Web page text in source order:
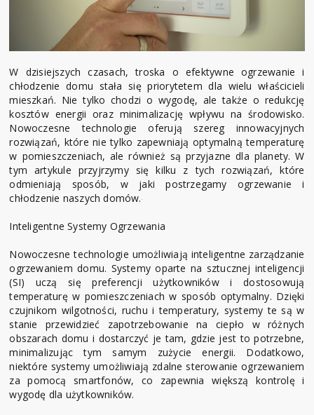
W dzisiejszych czasach, troska o efektywne ogrzewanie i
chłodzenie domu stała się priorytetem dla wielu właścicieli
mieszkań. Nie tylko chodzi o wygodę, ale także o redukcję
kosztów energii oraz minimalizację wpływu na środowisko.
Nowoczesne technologie oferują szereg innowacyjnych
rozwiązań, które nie tylko zapewniają optymalną temperaturę
w pomieszczeniach, ale również są przyjazne dla planety. W
tym artykule przyjrzymy się kilku z tych rozwiązań, które
odmieniają sposób, w jaki postrzegamy ogrzewanie i
chłodzenie naszych domów.
Inteligentne Systemy Ogrzewania
Nowoczesne technologie umożliwiają inteligentne zarządzanie
ogrzewaniem domu. Systemy oparte na sztucznej inteligencji
(SI) uczą się preferencji użytkowników i dostosowują
temperaturę w pomieszczeniach w sposób optymalny. Dzięki
czujnikom wilgotności, ruchu i temperatury, systemy te są w
stanie przewidzieć zapotrzebowanie na ciepło w różnych
obszarach domu i dostarczyć je tam, gdzie jest to potrzebne,
minimalizując tym samym zużycie energii. Dodatkowo,
niektóre systemy umożliwiają zdalne sterowanie ogrzewaniem
za pomocą smartfonów, co zapewnia większą kontrolę i
wygodę dla użytkowników.